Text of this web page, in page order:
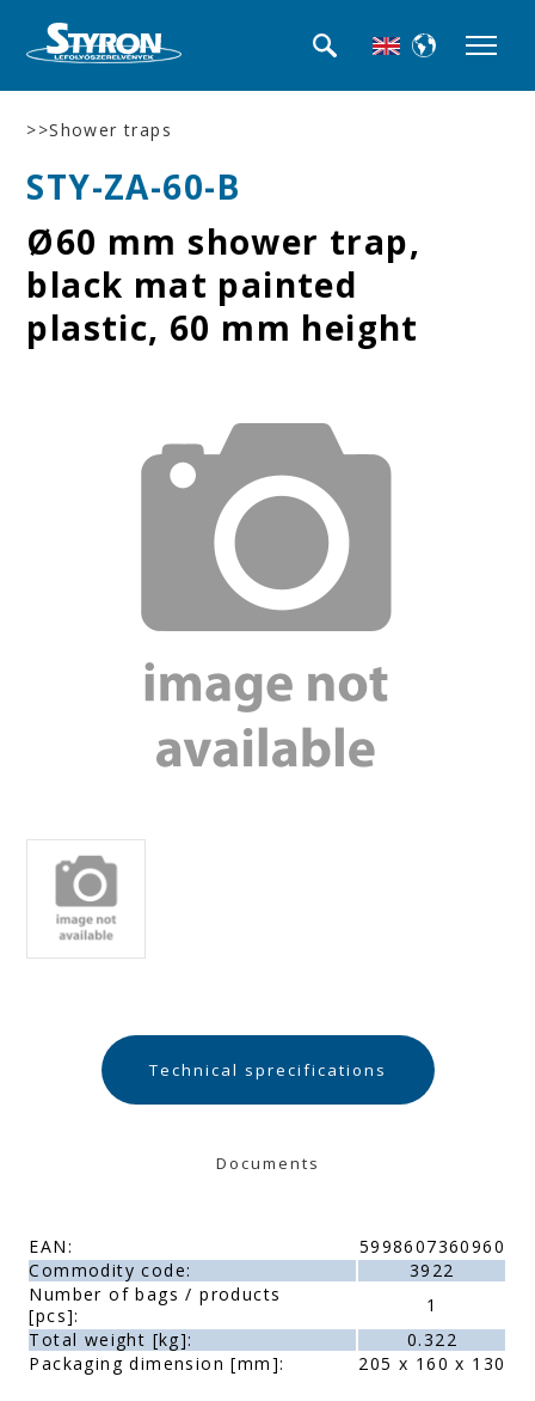
>>Shower traps
STY-ZA-60-B
Ø60 mm shower trap,
black mat painted
plastic, 60 mm height
Technical sprecifications
Documents
EAN:
5998607360960
Commodity code:
3922
Number of bags / products
[pcs]:
1
Total weight [kg]:
0.322
Packaging dimension [mm]:
205 x 160 x 130